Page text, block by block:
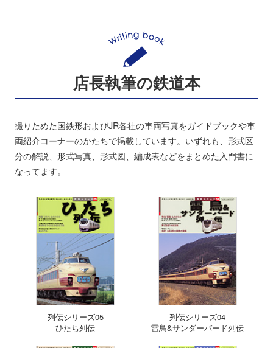
店長執筆の鉄道本
撮りためた国鉄形およびJR各社の車両写真をガイドブックや車
両紹介コーナーのかたちで掲載しています。いずれも、形式区
分の解説、形式写真、形式図、編成表などをまとめた入門書に
なってます。
列伝シリーズ05
ひたち列伝
列伝シリーズ04
雷鳥&サンダーバード列伝